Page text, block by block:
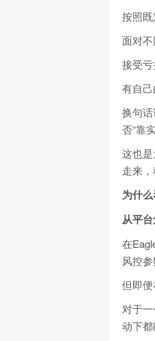
按照
面对
接受
有自己
换句
否“靠
这也
走来
为什
从平台
在
风控
但即
对于
动下都